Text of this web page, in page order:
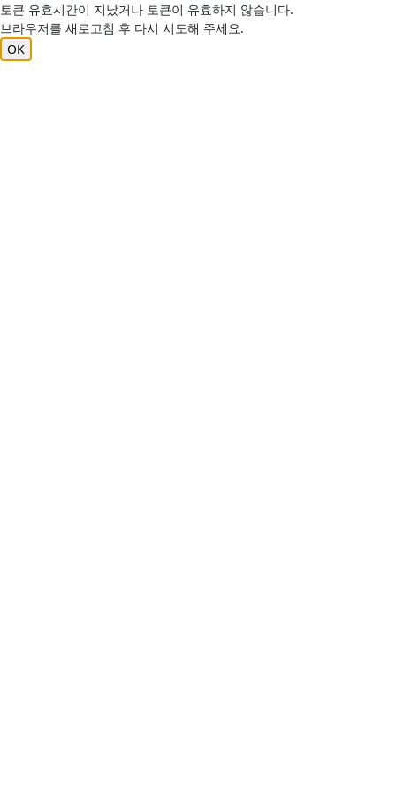
토큰 유효시간이 지났거나 토큰이 유효하지 않습니다.
브라우저를 새로고침 후 다시 시도해 주세요.
OK